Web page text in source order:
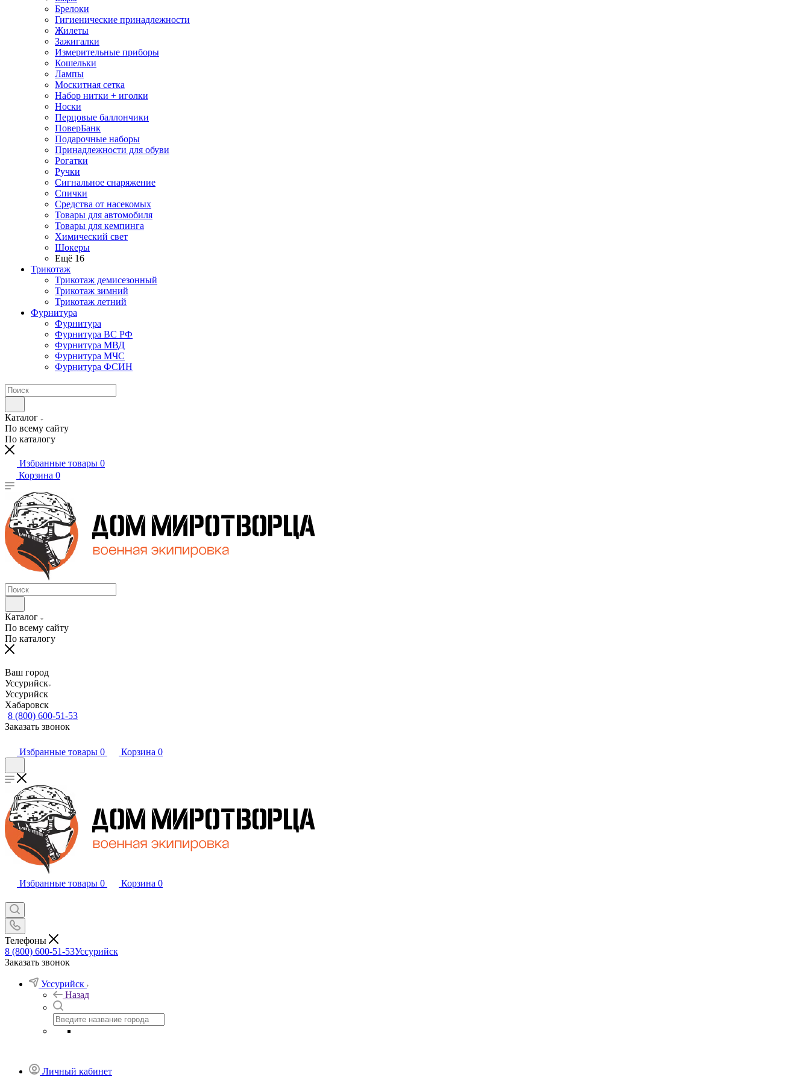
Брелоки
Гигиенические принадлежности
Жилеты
Зажигалки
Измерительные приборы
Кошельки
Лампы
Москитная сетка
Набор нитки + иголки
Носки
Перцовые баллончики
ПоверБанк
Подарочные наборы
Принадлежности для обуви
Рогатки
Ручки
Сигнальное снаряжение
Спички
Средства от насекомых
Товары для автомобиля
Товары для кемпинга
Химический свет
Шокеры
Ещё 16
Трикотаж
Трикотаж демисезонный
Трикотаж зимний
Трикотаж летний
Фурнитура
Фурнитура
Фурнитура ВС РФ
Фурнитура МВД
Фурнитура МЧС
Фурнитура ФСИН
Каталог
По всему сайту
По каталогу
Избранные товары 0
Корзина 0
Каталог
По всему сайту
По каталогу
Ваш город
Уссурийск
Уссурийск
Хабаровск
8 (800) 600-51-53
Заказать звонок
Избранные товары 0 Корзина 0
Избранные товары 0 Корзина 0
Телефоны
8 (800) 600-51-53Уссурийск
Заказать звонок
Уссурийск
Назад
Личный кабинет